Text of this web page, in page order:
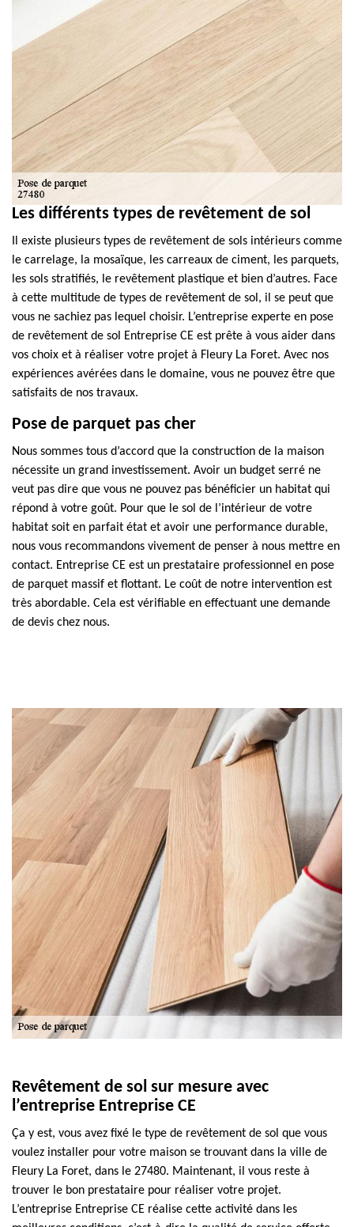
Les différents types de revêtement de sol
Il existe plusieurs types de revêtement de sols intérieurs comme
le carrelage, la mosaïque, les carreaux de ciment, les parquets,
les sols stratifiés, le revêtement plastique et bien d’autres. Face
à cette multitude de types de revêtement de sol, il se peut que
vous ne sachiez pas lequel choisir. L’entreprise experte en pose
de revêtement de sol Entreprise CE est prête à vous aider dans
vos choix et à réaliser votre projet à Fleury La Foret. Avec nos
expériences avérées dans le domaine, vous ne pouvez être que
satisfaits de nos travaux.
Pose de parquet pas cher
Nous sommes tous d’accord que la construction de la maison
nécessite un grand investissement. Avoir un budget serré ne
veut pas dire que vous ne pouvez pas bénéficier un habitat qui
répond à votre goût. Pour que le sol de l’intérieur de votre
habitat soit en parfait état et avoir une performance durable,
nous vous recommandons vivement de penser à nous mettre en
contact. Entreprise CE est un prestataire professionnel en pose
de parquet massif et flottant. Le coût de notre intervention est
très abordable. Cela est vérifiable en effectuant une demande
de devis chez nous.
Revêtement de sol sur mesure avec
l’entreprise Entreprise CE
Ça y est, vous avez fixé le type de revêtement de sol que vous
voulez installer pour votre maison se trouvant dans la ville de
Fleury La Foret, dans le 27480. Maintenant, il vous reste à
trouver le bon prestataire pour réaliser votre projet.
L’entreprise Entreprise CE réalise cette activité dans les